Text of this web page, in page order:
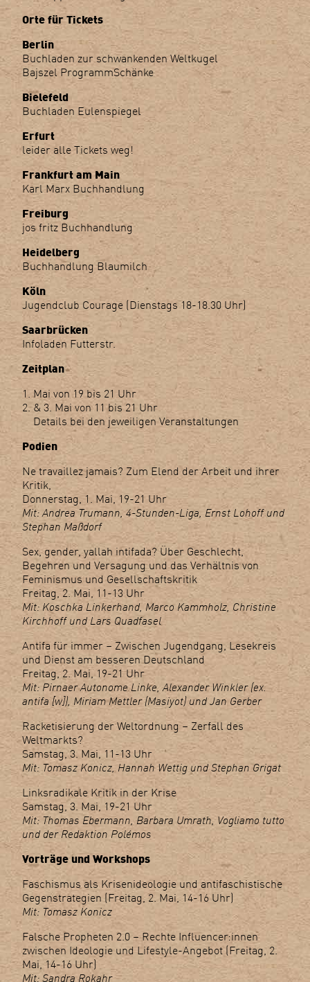
Orte für Tickets
Berlin
Buchladen zur schwankenden Weltkugel
Bajszel ProgrammSchänke
Bielefeld
Buchladen Eulenspiegel
Erfurt
leider alle Tickets weg!
Frankfurt am Main
Karl Marx Buchhandlung
Freiburg
jos fritz Buchhandlung
Heidelberg
Buchhandlung Blaumilch
Köln
Jugendclub Courage (Dienstags 18-18.30 Uhr)
Saarbrücken
Infoladen Futterstr.
Zeitplan
Mai von 19 bis 21 Uhr
& 3. Mai von 11 bis 21 Uhr
Details bei den jeweiligen Veranstaltungen
Podien
Ne travaillez jamais? Zum Elend der Arbeit und ihrer
Kritik,
Donnerstag, 1. Mai, 19-21 Uhr
Mit: Andrea Trumann, 4-Stunden-Liga, Ernst Lohoff und
Stephan Maßdorf
Sex, gender, yallah intifada? Über Geschlecht,
Begehren und Versagung und das Verhältnis von
Feminismus und Gesellschaftskritik
Freitag, 2. Mai, 11-13 Uhr
Mit: Koschka Linkerhand, Marco Kammholz, Christine
Kirchhoff und Lars Quadfasel
Antifa für immer – Zwischen Jugendgang, Lesekreis
und Dienst am besseren Deutschland
Freitag, 2. Mai, 19-21 Uhr
Mit: Pirnaer Autonome Linke, Alexander Winkler (ex.
antifa [w]), Miriam Mettler (Masiyot) und Jan Gerber
Racketisierung der Weltordnung – Zerfall des
Weltmarkts?
Samstag, 3. Mai, 11-13 Uhr
Mit: Tomasz Konicz, Hannah Wettig und Stephan Grigat
Linksradikale Kritik in der Krise
Samstag, 3. Mai, 19-21 Uhr
Mit: Thomas Ebermann, Barbara Umrath, Vogliamo tutto
und der Redaktion Polémos
Vorträge und Workshops
Faschismus als Krisenideologie und antifaschistische
Gegenstrategien (Freitag, 2. Mai, 14-16 Uhr)
Mit: Tomasz Konicz
Falsche Propheten 2.0 – Rechte Influencer:innen
zwischen Ideologie und Lifestyle-Angebot (Freitag, 2.
Mai, 14-16 Uhr)
Mit: Sandra Rokahr